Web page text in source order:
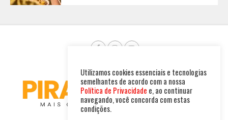
Utilizamos cookies essenciais e tecnologias
semelhantes de acordo com a nossa
Política de Privacidade e, ao continuar
navegando, você concorda com estas
condições.